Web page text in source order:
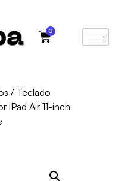
0
/ Teclado
iPad Air 11-inch